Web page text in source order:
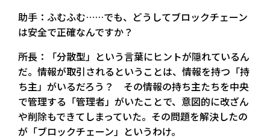
助手：ふむふむ……でも、どうしてブロックチェーン
は安全で正確なんですか？
所長：「分散型」という言葉にヒントが隠れているん
だ。情報が取引されるということは、情報を持つ「持
ち主」がいるだろう？ その情報の持ち主たちを中央
で管理する「管理者」がいたことで、意図的に改ざん
や削除もできてしまっていた。その問題を解決したの
が「ブロックチェーン」というわけ。